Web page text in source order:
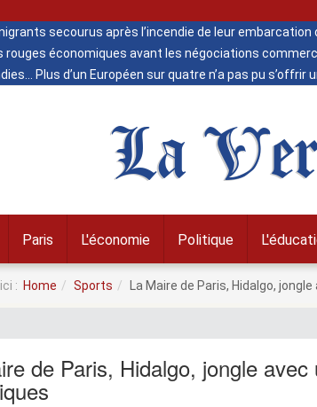
secourus après l’incendie de leur embarcation
rouges économiques avant les négociations
Plus d’un Européen sur quatre n’a pas pu
La
Paris L'économie Politique
: Home Sports La Maire de Paris, Hidalgo,
de Paris, Hidalgo, jongle